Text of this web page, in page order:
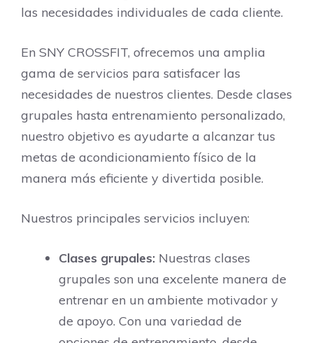
las necesidades individuales de cada cliente.
En SNY CROSSFIT, ofrecemos una amplia
gama de servicios para satisfacer las
necesidades de nuestros clientes. Desde clases
grupales hasta entrenamiento personalizado,
nuestro objetivo es ayudarte a alcanzar tus
metas de acondicionamiento físico de la
manera más eficiente y divertida posible.
Nuestros principales servicios incluyen:
Clases grupales: Nuestras clases
grupales son una excelente manera de
entrenar en un ambiente motivador y
de apoyo. Con una variedad de